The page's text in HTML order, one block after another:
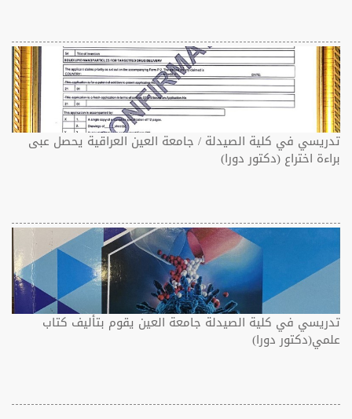
تدريسي في كلية الصيدلة / جامعة العين العراقية يحصل عبى
براءة اختراع (دكتور دورا)
تدريسي في كلية الصيدلة جامعة العين يقوم بتأليف كتاب
علمي(دكتور دورا)